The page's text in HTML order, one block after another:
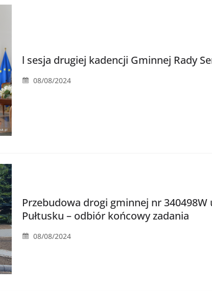
l sesja drugiej kadencji Gminnej Rady
08/08/2024
Przebudowa drogi gminnej nr 340498W
Pułtusku – odbiór końcowy zadania
08/08/2024